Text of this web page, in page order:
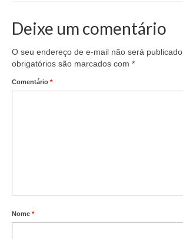
Deixe um comentário
O seu endereço de e-mail não será publicado.
obrigatórios são marcados com *
Comentário *
Nome *